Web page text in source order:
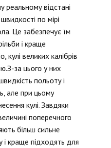
реальному відстані
по мірі
Це забезпечує їм
і краще
кулі великих калібрів
за цього у них
польоту і
але при цьому
кулі. Завдяки
поперечного
більш сильне
краще підходять для